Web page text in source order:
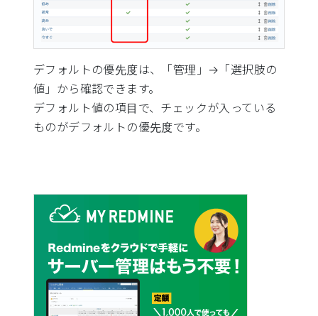
デフォルトの優先度は、「管理」→「選択肢の
値」から確認できます。
デフォルト値の項目で、チェックが入っている
ものがデフォルトの優先度です。